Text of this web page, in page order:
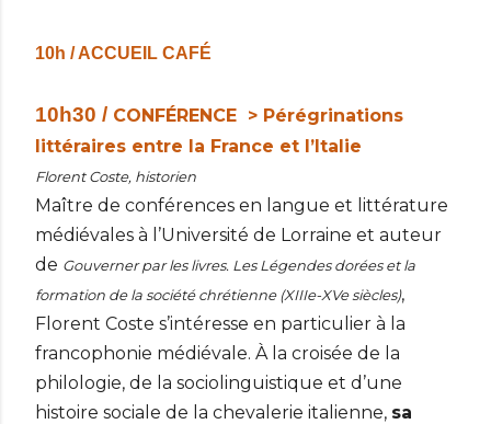
10h / ACCUEIL CAFÉ
10h30 / CONFÉRENCE > Pérégrinations
littéraires entre la France et l’Italie
Florent Coste, historien
Maître de conférences en langue et littérature
médiévales à l’Université de Lorraine et auteur
de Gouverner par les livres. Les Légendes dorées et la
formation de la société chrétienne (XIIIe-XVe siècles),
Florent Coste s’intéresse en particulier à la
francophonie médiévale. À la croisée de la
philologie, de la sociolinguistique et d’une
histoire sociale de la chevalerie italienne, sa